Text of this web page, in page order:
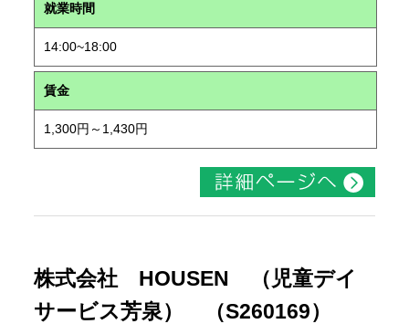
就業時間
14:00~18:00
賃金
1,300円～1,430円
株式会社 HOUSEN （児童デイ
サービス芳泉） （S260169）